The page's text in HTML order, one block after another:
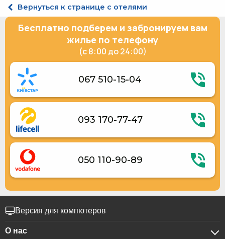
Размещение с животными (до 3 кг)
Уборка номеров по запросу
Улучшенный двухместный
Люкс двухместный
Вернуться к странице с отелями
Бесплатно подберем и забронируем вам
жилье по телефону
(с 8:00 до 24:00)
067 510-15-04
093 170-77-47
050 110-90-89
Версия для компютеров
О нас